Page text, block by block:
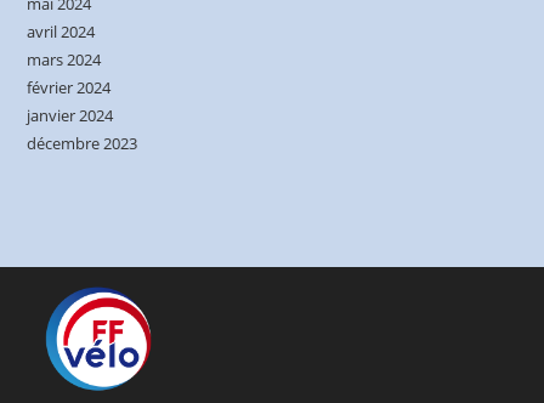
avril 2024
mars 2024
février 2024
janvier 2024
décembre 2023